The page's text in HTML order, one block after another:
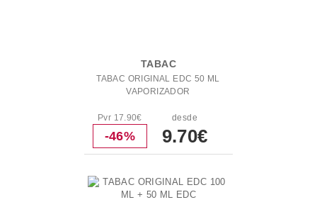
TABAC
TABAC ORIGINAL EDC 50 ML
VAPORIZADOR
Pvr 17.90€
-46%
desde
9.70€